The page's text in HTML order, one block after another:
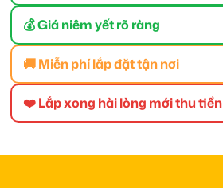
💰 Giá niêm yết rõ ràng
🚚 Miễn phí lắp đặt tận nơi
❤️ Lắp xong hài lòng mới thu tiền